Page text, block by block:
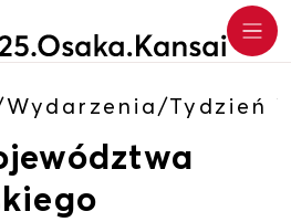
Wydarzenia/Tydzień